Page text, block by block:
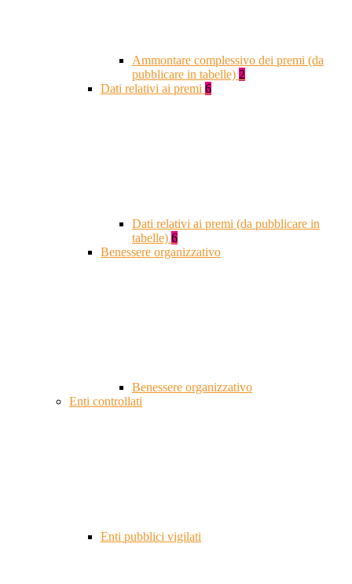
Ammontare complessivo dei premi (da
pubblicare in tabelle) 2
Dati relativi ai premi 6
Dati relativi ai premi (da pubblicare in
tabelle) 6
Benessere organizzativo
Benessere organizzativo
Enti controllati
Enti pubblici vigilati